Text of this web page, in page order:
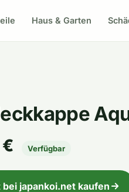
Haus & Garten
Verfügbar
japankoi.net kaufen